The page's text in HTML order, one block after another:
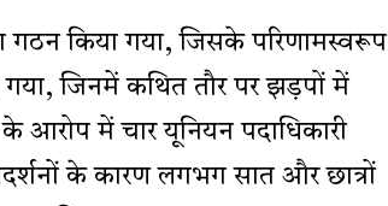
किया गया, जिसके परिणामस्वरूप
गया, जिनमें कथित तौर पर झड़पों में
आरोप में चार यूनियन पदाधिकारी
के कारण लगभग सात और छात्रों